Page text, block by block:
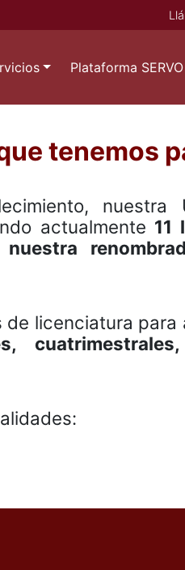
Plataforma SERVO
tenemos
nuestra
actualmente 11
licenciatura para